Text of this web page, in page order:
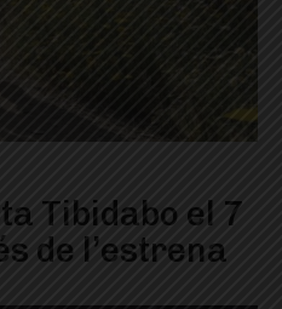
Tibidabo el 7
de l’estrena